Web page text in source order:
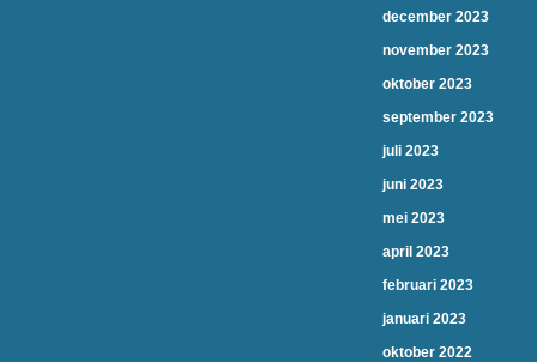
december 2023
november 2023
oktober 2023
september 2023
juli 2023
juni 2023
mei 2023
april 2023
februari 2023
januari 2023
oktober 2022